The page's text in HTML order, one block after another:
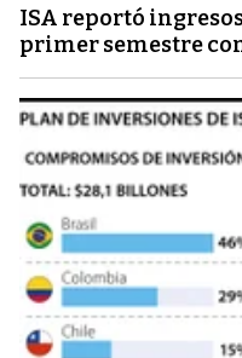
ISA reportó
primer semestre